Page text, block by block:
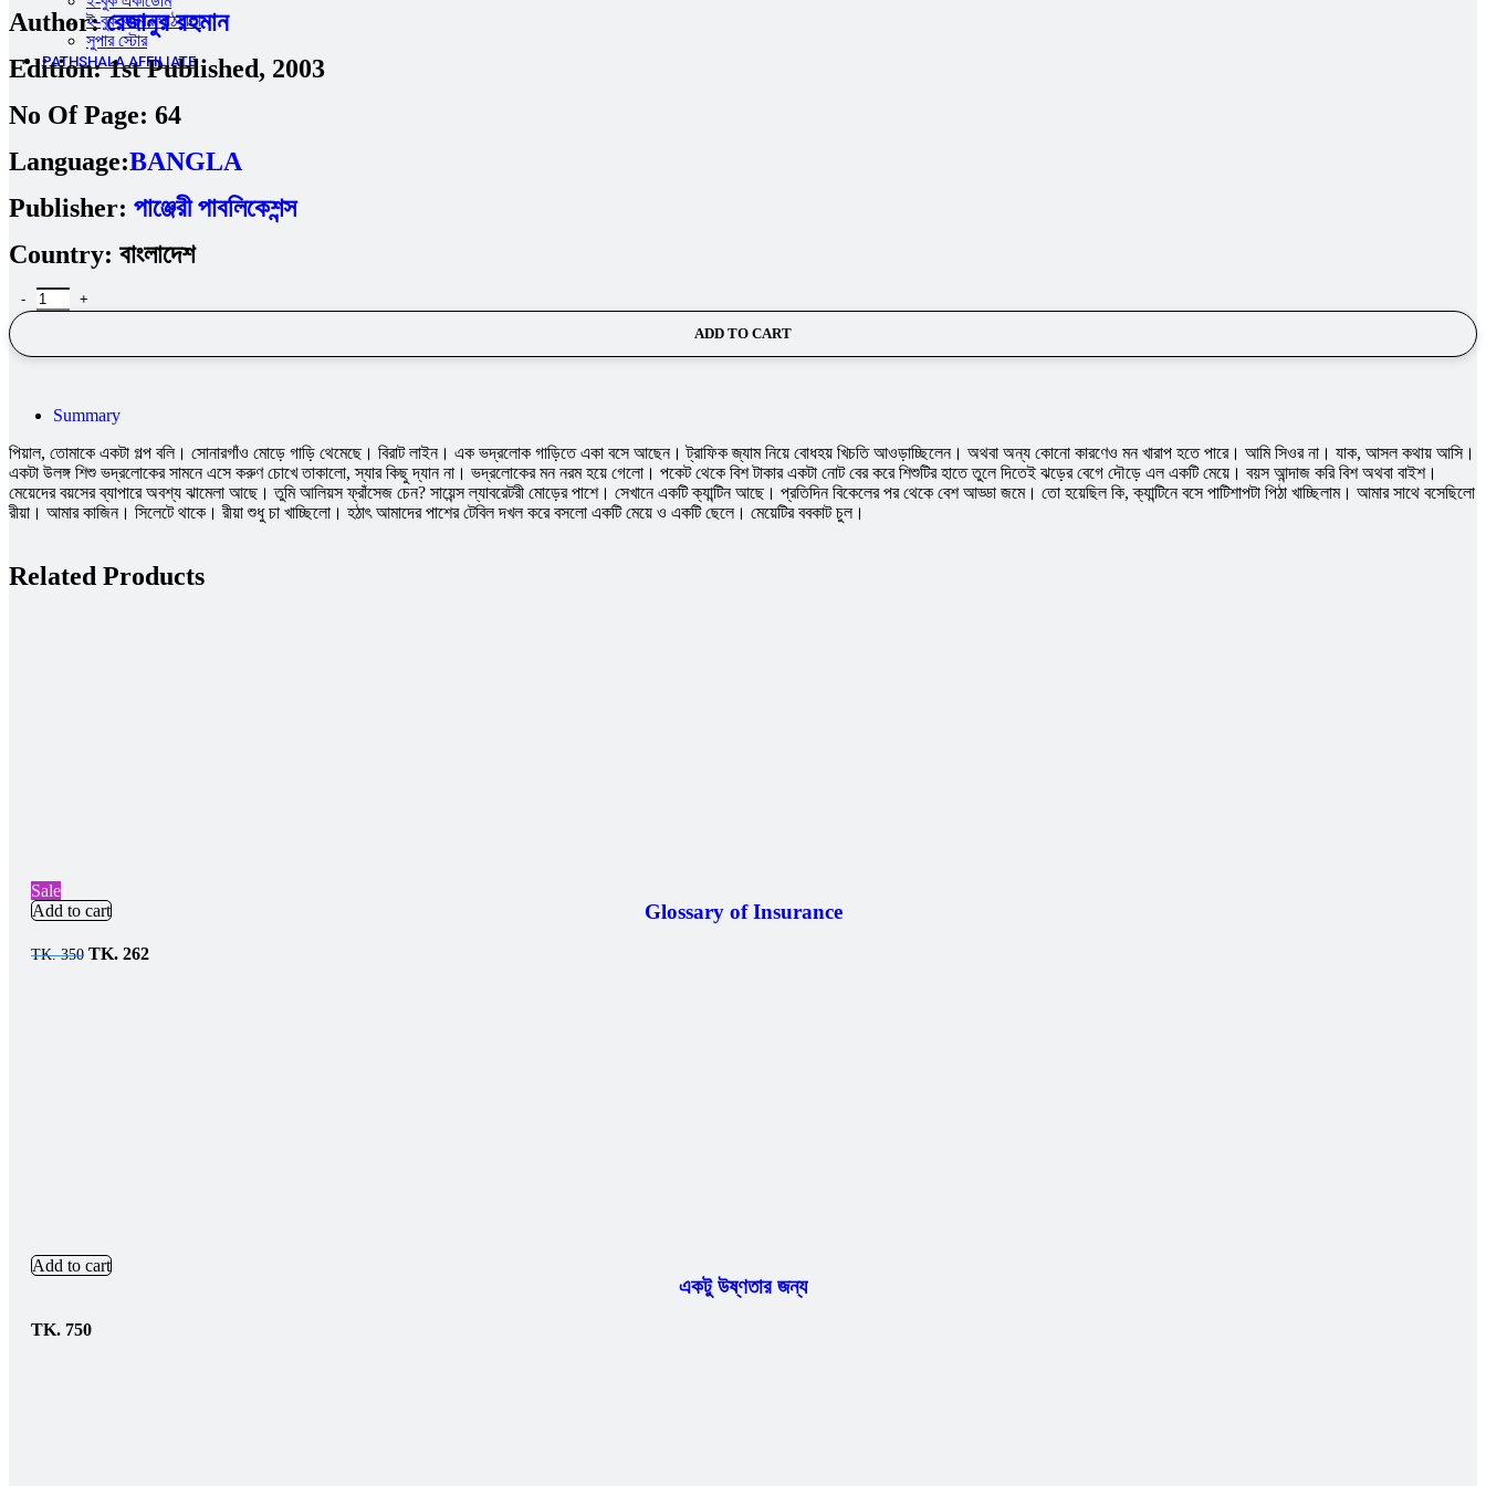
ই-বুক আমার পাঠশালা
সুপার ‍স্টোর
PATHSHALA AFFILIATE
Author:রেজানুর রহমান
Edition:1st Published, 2003
No Of Page: 64
Language:BANGLA
Publisher: পাঞ্জেরী পাবলিকেশন্স
Country: বাংলাদেশ
ADD TO CART
Summary
পিয়াল, তোমাকে একটা গল্প বলি। সোনারগাঁও মোড়ে গাড়ি থেমেছে। বিরাট লাইন। এক ভদ্রলোক গাড়িতে একা বসে আছেন। ট্রাফিক জ্যাম নিয়ে বোধহয় খিচতি আওড়াচ্ছিলেন। অথবা অন্য কোনো কারণেও মন খারাপ হতে পারে। আমি সিওর না। যাক, আসল কথায় আসি।
একটা উলঙ্গ শিশু ভদ্রলোকের সামনে এসে করুণ চোখে তাকালো, স্যার কিছু দ্যান না। ভদ্রলোকের মন নরম হয়ে গেলো। পকেট থেকে বিশ টাকার একটা নোট বের করে শিশুটির হাতে তুলে দিতেই ঝড়ের বেগে দৌড়ে এল একটি মেয়ে। বয়স আন্দাজ করি বিশ অথবা বাইশ।
মেয়েদের বয়সের ব্যাপারে অবশ্য ঝামেলা আছে। তুমি আলিয়স ফ্রাঁসেজ চেন? সায়েন্স ল্যাবরেটরী মোড়ের পাশে। সেখানে একটি ক্যান্টিন আছে। প্রতিদিন বিকেলের পর থেকে বেশ আড্ডা জমে। তো হয়েছিল কি, ক্যান্টিনে বসে পাটিশাপটা পিঠা খাচ্ছিলাম। আমার সাথে বসেছিলো
রীয়া। আমার কাজিন। সিলেটে থাকে। রীয়া শুধু চা খাচ্ছিলো। হঠাৎ আমাদের পাশের টেবিল দখল করে বসলো একটি মেয়ে ও একটি ছেলে। মেয়েটির ববকাট চুল।
Related Products
Sale
Add to cart
Glossary of Insurance
TK.350 TK. 262
Add to cart
একটু উষ্ণতার জন্য
TK. 750